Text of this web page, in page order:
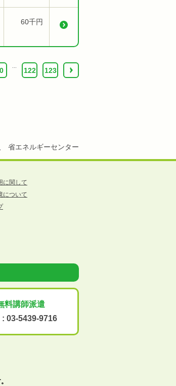
60千円
122 123 ›
省エネルギーセンター
に関して
について
料講師派遣
: 03-5439-9716